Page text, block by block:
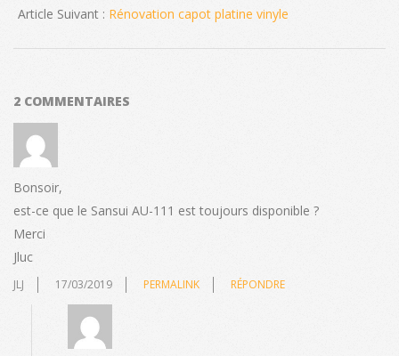
26
Article Suivant : Rénovation capot platine vinyle
2 COMMENTAIRES
Bonsoir,
est-ce que le Sansui AU-111 est toujours disponible ?
Merci
Jluc
JLJ 17/03/2019 PERMALINK RÉPONDRE